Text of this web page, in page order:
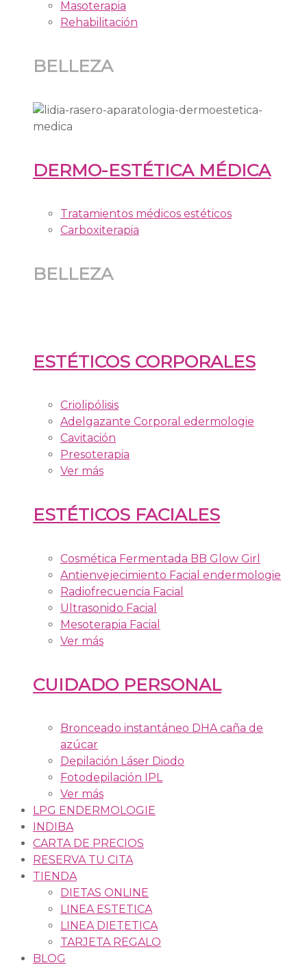
Masoterapia
Rehabilitación
BELLEZA
DERMO-ESTÉTICA MÉDICA
Tratamientos médicos estéticos
Carboxiterapia
BELLEZA
ESTÉTICOS CORPORALES
Criolipólisis
Adelgazante Corporal edermologie
Cavitación
Presoterapia
Ver más
ESTÉTICOS FACIALES
Cosmética Fermentada BB Glow Girl
Antienvejecimiento Facial endermologie
Radiofrecuencia Facial
Ultrasonido Facial
Mesoterapia Facial
Ver más
CUIDADO PERSONAL
Bronceado instantáneo DHA caña de
azúcar
Depilación Láser Diodo
Fotodepilación IPL
Ver más
LPG ENDERMOLOGIE
INDIBA
CARTA DE PRECIOS
RESERVA TU CITA
TIENDA
DIETAS ONLINE
LINEA ESTETICA
LINEA DIETETICA
TARJETA REGALO
BLOG